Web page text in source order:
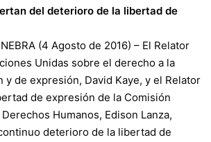
del deterioro de la libertad de
(4 Agosto de 2016) – El Relator
Unidas sobre el derecho a la
y de expresión, David Kaye, y el Relator
de expresión de la Comisión
Humanos, Edison Lanza,
deterioro de la libertad de